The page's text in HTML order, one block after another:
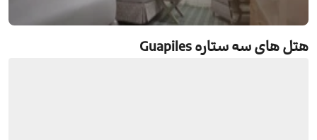
رزرو هتل های سه ستاره Guapiles
هتل های سه ستاره Guapiles